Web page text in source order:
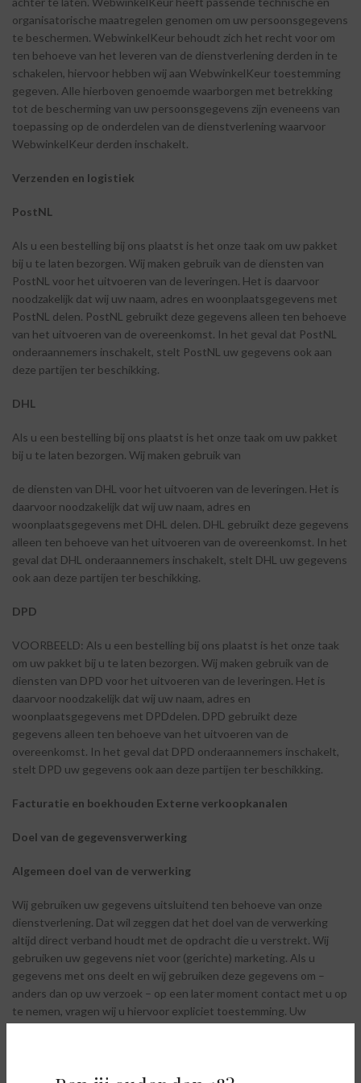
organisatorische maatregelen genomen om uw persoonsgegevens
te beschermen. WebwinkelKeur behoudt zich het recht voor om
ten behoeve van het leveren van de dienstverlening derden in te
schakelen, hiervoor hebben wij aan WebwinkelKeur toestemming
gegeven. Alle hierboven genoemde waarborgen met betrekking
tot de bescherming van uw persoonsgegevens zijn eveneens van
toepassing op de onderdelen van de dienstverlening waarvoor
WebwinkelKeur derden inschakelt.
Verzenden en logistiek
PostNL
Als u een bestelling bij ons plaatst is het onze taak om uw pakket
bij u te laten bezorgen. Wij maken gebruik van de diensten van
PostNL voor het uitvoeren van de leveringen. Het is daarvoor
noodzakelijk dat wij uw naam, adres en woonplaatsgegevens met
PostNL delen. PostNL gebruikt deze gegevens alleen ten behoeve
van het uitvoeren van de overeenkomst. In het geval dat PostNL
onderaannemers inschakelt, stelt PostNL uw gegevens ook aan
deze partijen ter beschikking.
DHL
Als u een bestelling bij ons plaatst is het onze taak om uw pakket
bij u te laten bezorgen. Wij maken gebruik van
de diensten van DHL voor het uitvoeren van de leveringen. Het is
daarvoor noodzakelijk dat wij uw naam, adres en
woonplaatsgegevens met DHL delen. DHL gebruikt deze gegevens
alleen ten behoeve van het uitvoeren van de overeenkomst. In het
geval dat DHL onderaannemers inschakelt, stelt DHL uw gegevens
ook aan deze partijen ter beschikking.
DPD
VOORBEELD: Als u een bestelling bij ons plaatst is het onze taak
om uw pakket bij u te laten bezorgen. Wij maken gebruik van de
diensten van DPD voor het uitvoeren van de leveringen. Het is
daarvoor noodzakelijk dat wij uw naam, adres en
woonplaatsgegevens met DPDdelen. DPD gebruikt deze
gegevens alleen ten behoeve van het uitvoeren van de
overeenkomst. In het geval dat DPD onderaannemers inschakelt,
stelt DPD uw gegevens ook aan deze partijen ter beschikking.
Facturatie en boekhouden Externe verkoopkanalen
Doel van de gegevensverwerking
Algemeen doel van de verwerking
Wij gebruiken uw gegevens uitsluitend ten behoeve van onze
dienstverlening. Dat wil zeggen dat het doel van de verwerking
altijd direct verband houdt met de opdracht die u verstrekt. Wij
gebruiken uw gegevens niet voor (gerichte) marketing. Als u
gegevens met ons deelt en wij gebruiken deze gegevens om –
anders dan op uw verzoek – op een later moment contact met u op
te nemen, vragen wij u hiervoor expliciet toestemming. Uw